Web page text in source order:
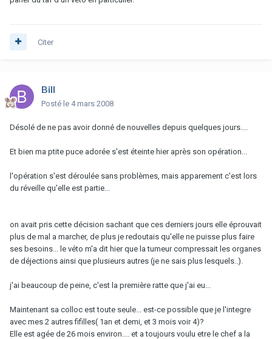
Citer
Bill
Posté le 4 mars 2008
Désolé de ne pas avoir donné de nouvelles depuis quelques jours....
Et bien ma ptite puce adorée s'est éteinte hier après son opération...
l'opération s'est déroulée sans problèmes, mais apparement c'est lors
du réveille qu'elle est partie...
on avait pris cette décision sachant que ces derniers jours elle éprouvait
plus de mal a marcher, de plus je redoutais qu'elle ne puisse plus faire
ses besoins... le véto m'a dit hier que la tumeur compressait les organes
de déjections ainsi que plusieurs autres (je ne sais plus lesquels..).
j'ai beaucoup de peine, c'est la première ratte que j'ai eu...
Maintenant sa colloc est toute seule... est-ce possible que je l'integre
avec mes 2 autres fifilles( 1an et demi, et 3 mois voir 4)?
Elle est agée de 26 mois environ.... et a toujours voulu etre le chef a la